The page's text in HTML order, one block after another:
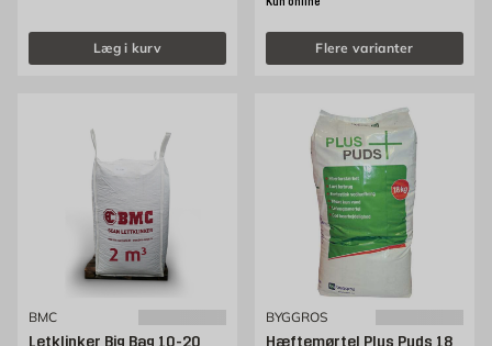
Læg i kurv Flere varianter
BMC
Letklinker Big Bag 10-20
BYGGROS
Hæftemørtel Plus Puds 18